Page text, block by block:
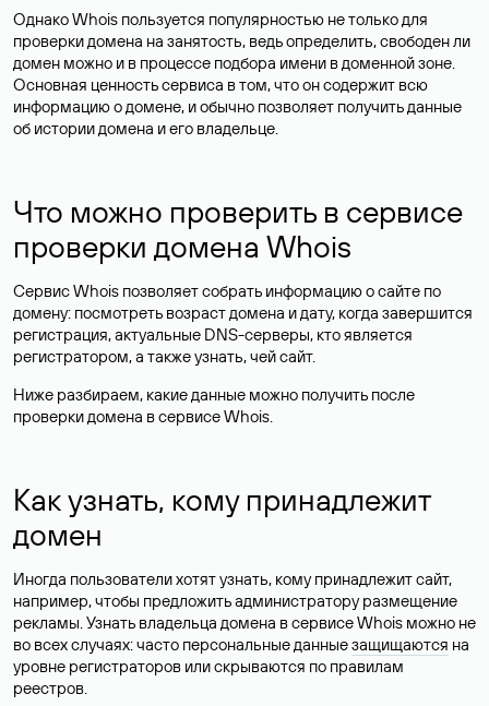
Однако Whois пользуется популярностью не только для
проверки домена на занятость, ведь определить, свободен ли
домен можно и в процессе подбора имени в доменной зоне.
Основная ценность сервиса в том, что он содержит всю
информацию о домене, и обычно позволяет получить данные
об истории домена и его владельце.
Что можно проверить в сервисе
проверки домена Whois
Сервис Whois позволяет собрать информацию о сайте по
домену: посмотреть возраст домена и дату, когда завершится
регистрация, актуальные DNS-серверы, кто является
регистратором, а также узнать, чей сайт.
Ниже разбираем, какие данные можно получить после
проверки домена в сервисе Whois.
Как узнать, кому принадлежит
домен
Иногда пользователи хотят узнать, кому принадлежит сайт,
например, чтобы предложить администратору размещение
рекламы. Узнать владельца домена в сервисе Whois можно не
во всех случаях: часто персональные данныезащищаются на
уровне регистраторов или скрываются по правилам
реестров.